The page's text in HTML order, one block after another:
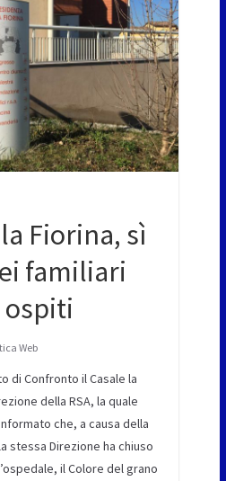
Fiorina, sì
familiari
ospiti
Web
di Confronto il Casale la
della RSA, la quale
che, a causa della
stessa Direzione ha chiuso
il Colore del grano